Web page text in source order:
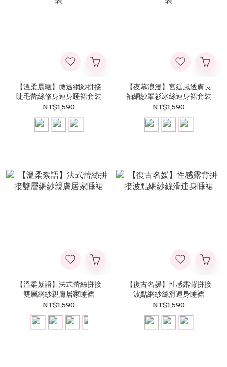
【溫柔晨曦】微透網紗拼接
睫毛蕾絲修身連身睡裙套裝
NT$1,590
【夜幕浪漫】宮廷風透膚長
袖網紗罩衫冰絲連身裙套裝
NT$1,590
【溫柔絮語】法式蕾絲拼接
雙層網紗親膚居家睡裙
NT$1,590
【復古名媛】性感露背拼接
波點網紗絲滑連身睡裙
NT$1,590